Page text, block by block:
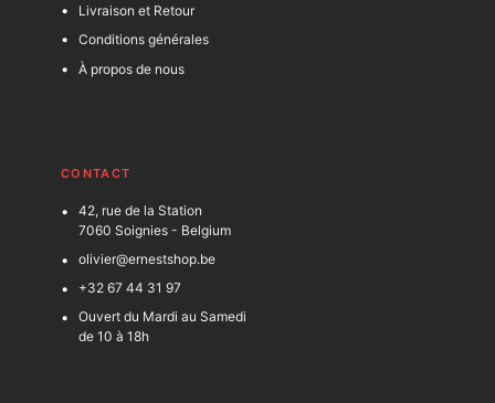
Livraison et Retour
Conditions générales
À propos de nous
CONTACT
42, rue de la Station
7060 Soignies - Belgium
olivier@ernestshop.be
+32 67 44 31 97
Ouvert du Mardi au Samedi
de 10 à 18h